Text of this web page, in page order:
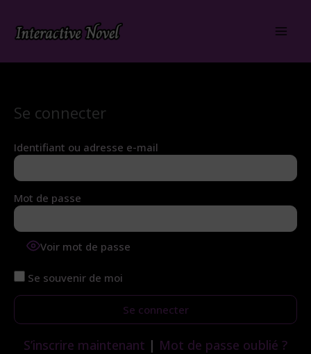
Se connecter
Identifiant ou adresse e-mail
Mot de passe
Voir mot de passe
Se souvenir de moi
S’inscrire maintenant | Mot de passe oublié ?